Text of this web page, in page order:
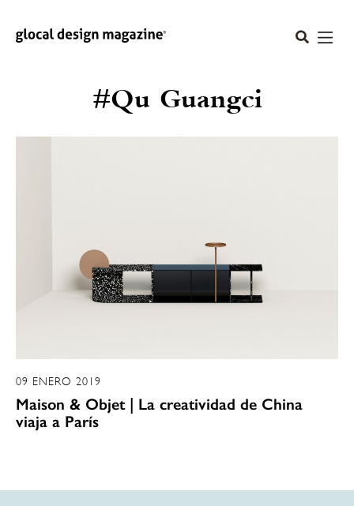
#Qu Guangci
09 ENERO 2019
Maison & Objet | La creatividad de China
viaja a París